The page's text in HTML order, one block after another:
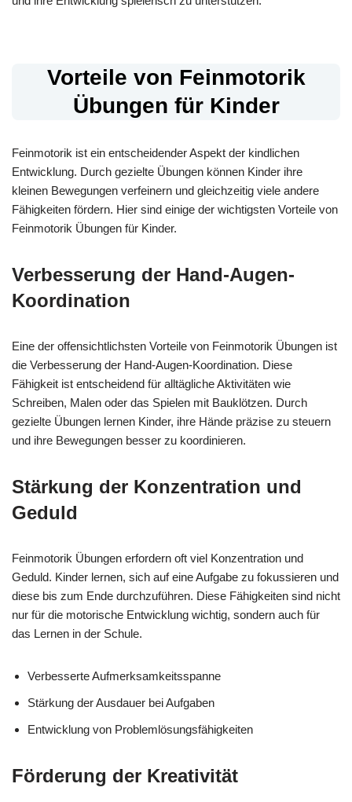
Vorteile von Feinmotorik
Übungen für Kinder
Feinmotorik ist ein entscheidender Aspekt der kindlichen
Entwicklung. Durch gezielte Übungen können Kinder ihre
kleinen Bewegungen verfeinern und gleichzeitig viele andere
Fähigkeiten fördern. Hier sind einige der wichtigsten Vorteile von
Feinmotorik Übungen für Kinder.
Verbesserung der Hand-Augen-
Koordination
Eine der offensichtlichsten Vorteile von Feinmotorik Übungen ist
die Verbesserung der Hand-Augen-Koordination. Diese
Fähigkeit ist entscheidend für alltägliche Aktivitäten wie
Schreiben, Malen oder das Spielen mit Bauklötzen. Durch
gezielte Übungen lernen Kinder, ihre Hände präzise zu steuern
und ihre Bewegungen besser zu koordinieren.
Stärkung der Konzentration und
Geduld
Feinmotorik Übungen erfordern oft viel Konzentration und
Geduld. Kinder lernen, sich auf eine Aufgabe zu fokussieren und
diese bis zum Ende durchzuführen. Diese Fähigkeiten sind nicht
nur für die motorische Entwicklung wichtig, sondern auch für
das Lernen in der Schule.
Verbesserte Aufmerksamkeitsspanne
Stärkung der Ausdauer bei Aufgaben
Entwicklung von Problemlösungsfähigkeiten
Förderung der Kreativität